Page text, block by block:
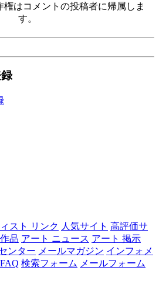
はコメントの投稿者に帰属しま
す。
スト リンク 人気サイト 高評価サ
品 アート ニュース アート 掲示
ンター メールマガジン インフォメ
FAQ 検索フォーム メールフォーム